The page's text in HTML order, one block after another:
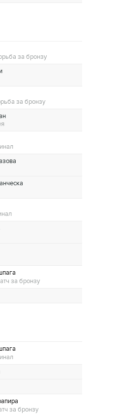
за бронзу
за бронзу
за бронзу
за бронзу